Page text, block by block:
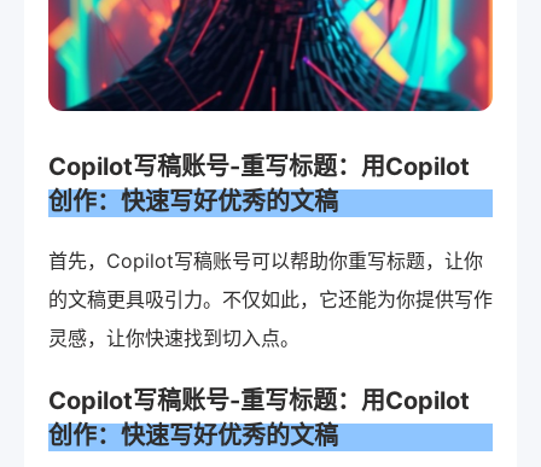
Copilot写稿账号-重写标题：用Copilot
创作：快速写好优秀的文稿
首先，Copilot写稿账号可以帮助你重写标题，让你
的文稿更具吸引力。不仅如此，它还能为你提供写作
灵感，让你快速找到切入点。
Copilot写稿账号-重写标题：用Copilot
创作：快速写好优秀的文稿